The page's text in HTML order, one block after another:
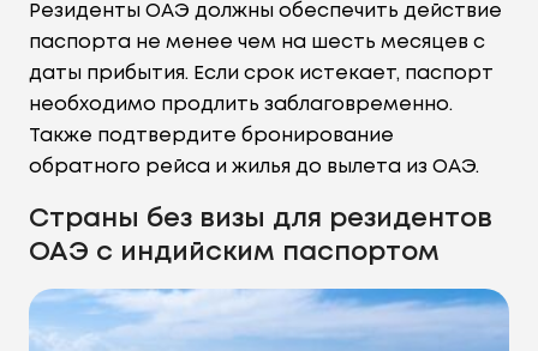
Резиденты ОАЭ должны обеспечить действие
паспорта не менее чем на шесть месяцев с
даты прибытия. Если срок истекает, паспорт
необходимо продлить заблаговременно.
Также подтвердите бронирование
обратного рейса и жилья до вылета из ОАЭ.
Страны без визы для резидентов
ОАЭ с индийским паспортом